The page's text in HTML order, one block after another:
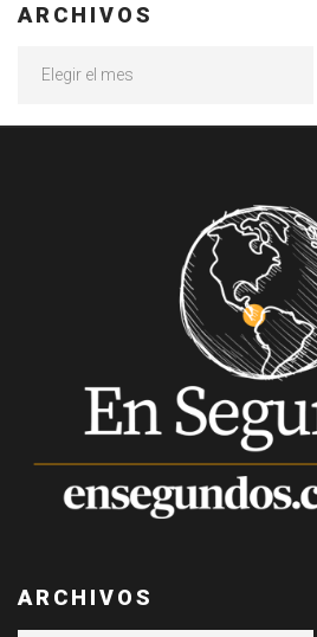
ARCHIVOS
ARCHIVOS